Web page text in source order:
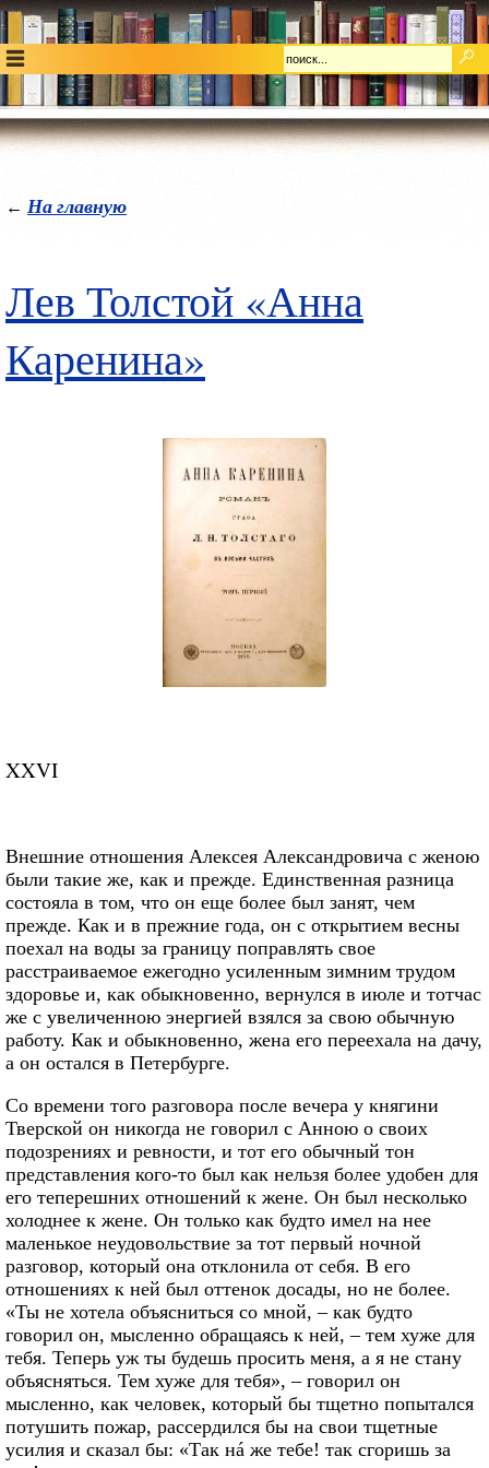
← На главную
Лев Толстой «Анна
Каренина»
XXVI
Внешние отношения Алексея Александровича с женою
были такие же, как и прежде. Единственная разница
состояла в том, что он еще более был занят, чем
прежде. Как и в прежние года, он с открытием весны
поехал на воды за границу поправлять свое
расстраиваемое ежегодно усиленным зимним трудом
здоровье и, как обыкновенно, вернулся в июле и тотчас
же с увеличенною энергией взялся за свою обычную
работу. Как и обыкновенно, жена его переехала на дачу,
а он остался в Петербурге.
Со времени того разговора после вечера у княгини
Тверской он никогда не говорил с Анною о своих
подозрениях и ревности, и тот его обычный тон
представления кого-то был как нельзя более удобен для
его теперешних отношений к жене. Он был несколько
холоднее к жене. Он только как будто имел на нее
маленькое неудовольствие за тот первый ночной
разговор, который она отклонила от себя. В его
отношениях к ней был оттенок досады, но не более.
«Ты не хотела объясниться со мной, – как будто
говорил он, мысленно обращаясь к ней, – тем хуже для
тебя. Теперь уж ты будешь просить меня, а я не стану
объясняться. Тем хуже для тебя», – говорил он
мысленно, как человек, который бы тщетно попытался
потушить пожар, рассердился бы на свои тщетные
усилия и сказал бы: «Так нá же тебе! так сгоришь за